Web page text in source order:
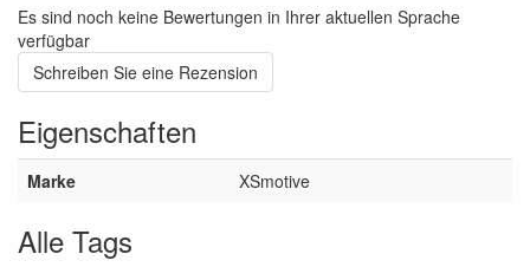
Es sind noch keine Bewertungen in Ihrer aktuellen Sprache
verfügbar
Schreiben Sie eine Rezension
Eigenschaften
Marke XSmotive
Alle Tags